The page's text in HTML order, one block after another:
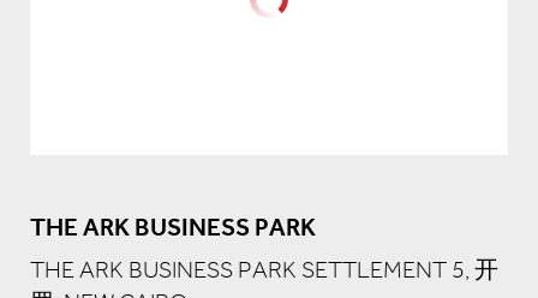
THE ARK BUSINESS PARK
THE ARK BUSINESS PARK SETTLEMENT 5, 开